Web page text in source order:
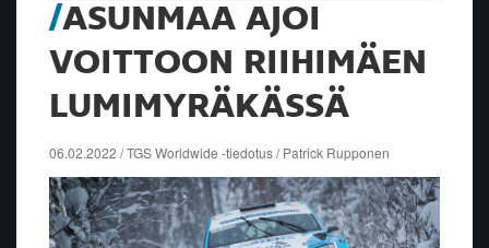
ASUNMAA AJOI
VOITTOON RIIHIMÄEN
LUMIMYRÄKÄSSÄ
06.02.2022 / TGS Worldwide -tiedotus / Patrick Rupponen